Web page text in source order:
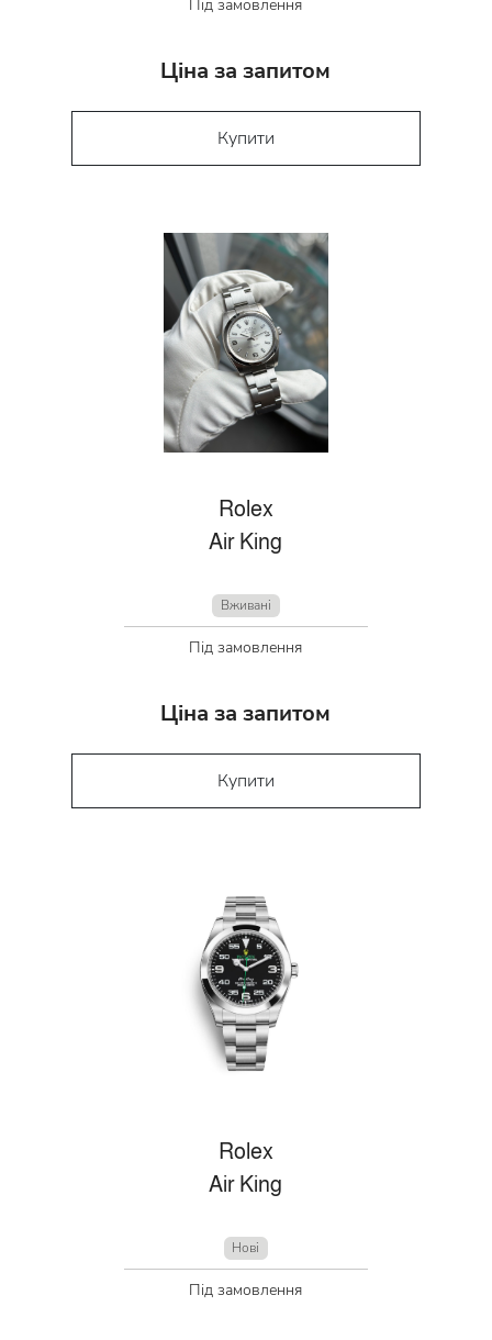
Під замовлення
Ціна за запитом
Купити
Rolex
Air King
Вживані
Під замовлення
Ціна за запитом
Купити
Rolex
Air King
Нові
Під замовлення